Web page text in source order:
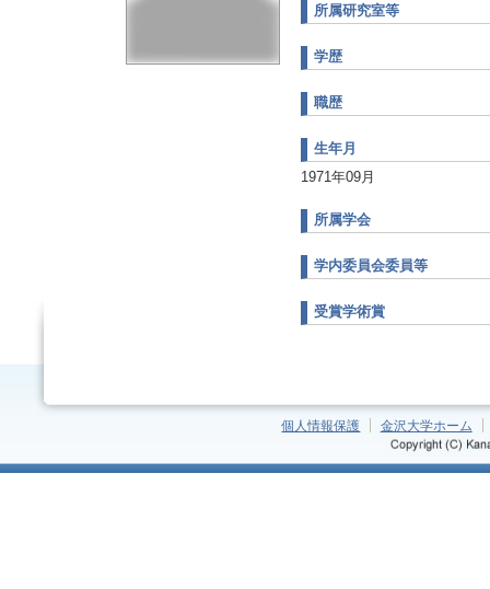
所属研究室等
学歴
職歴
生年月
1971年09月
所属学会
学内委員会委員等
受賞学術賞
個人情報保護 金沢大学ホーム